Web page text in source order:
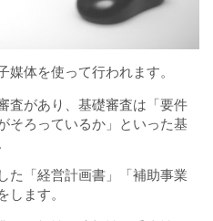
体を使って行われます。
査があり、基礎審査は「要件
そろっているか」といった基
た「経営計画書」「補助事業
します。